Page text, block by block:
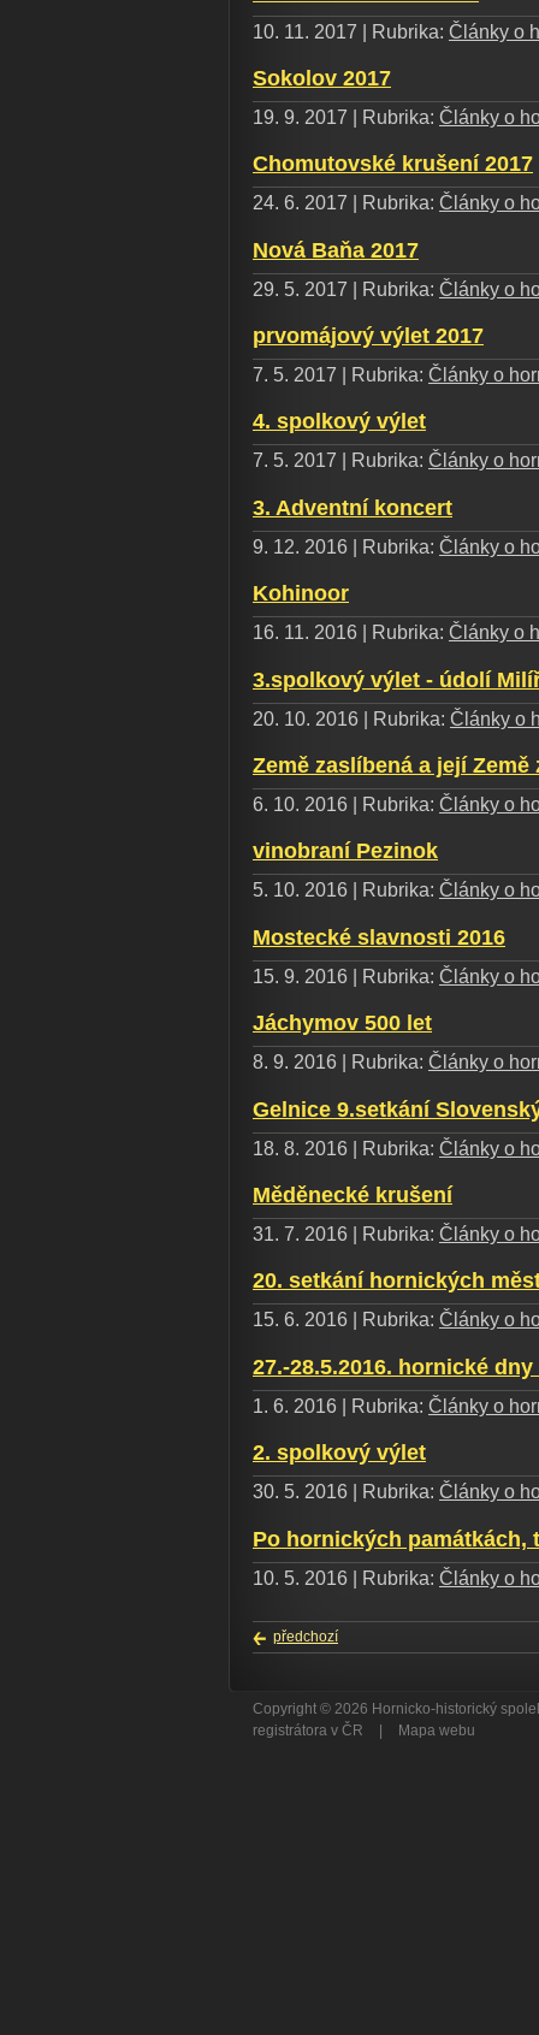
10. 11. 2017 | Rubrika: Články o
Sokolov 2017
19. 9. 2017 | Rubrika: Články o
Chomutovské krušení 2017
24. 6. 2017 | Rubrika: Články o
Nová Baňa 2017
29. 5. 2017 | Rubrika: Články o
prvomájový výlet 2017
7. 5. 2017 | Rubrika: Články o
4. spolkový výlet
7. 5. 2017 | Rubrika: Články o
3. Adventní koncert
9. 12. 2016 | Rubrika: Články o
Kohinoor
16. 11. 2016 | Rubrika: Články o
3.spolkový výlet - údolí
20. 10. 2016 | Rubrika: Články o
Země zaslíbená a její Země
6. 10. 2016 | Rubrika: Články o
vinobraní Pezinok
5. 10. 2016 | Rubrika: Články o
Mostecké slavnosti 2016
15. 9. 2016 | Rubrika: Články o
Jáchymov 500 let
8. 9. 2016 | Rubrika: Články o
Gelnice 9.setkání
18. 8. 2016 | Rubrika: Články o
Měděnecké krušení
31. 7. 2016 | Rubrika: Články o
20. setkání hornických
15. 6. 2016 | Rubrika: Články o
27.-28.5.2016. hornické
1. 6. 2016 | Rubrika: Články o
2. spolkový výlet
30. 5. 2016 | Rubrika: Články o
Po hornických památkách,
10. 5. 2016 | Rubrika: Články o
předchozí
Copyright © 2026 Hornicko-historický
registrátora v ČR
| Mapa webu